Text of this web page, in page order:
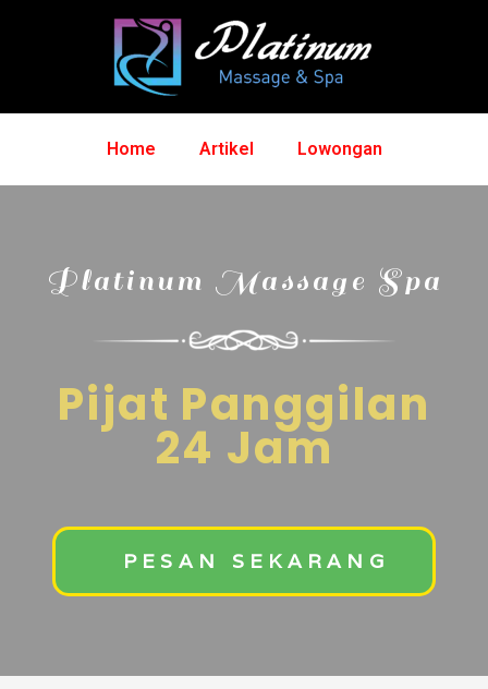
Home Artikel Lowongan
Platinum Massage Spa
Pijat Panggilan
24 Jam
PESAN SEKARANG